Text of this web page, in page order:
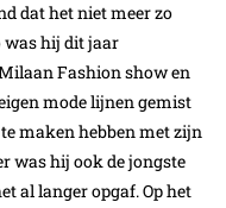
dat het niet meer zo
was hij dit jaar
Fashion show en
mode lijnen gemist
maken hebben met zijn
was hij ook de jongste
al langer opgaf. Op het